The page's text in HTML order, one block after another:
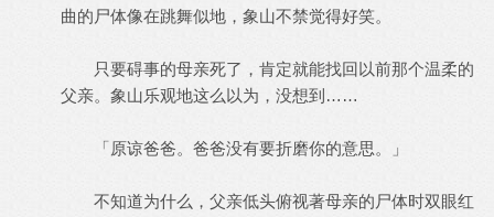
曲的尸体像在跳舞似地，象山不禁觉得好笑。
只要碍事的母亲死了，肯定就能找回以前那个温柔的
父亲。象山乐观地这么以为，没想到……
「原谅爸爸。爸爸没有要折磨你的意思。」
不知道为什么，父亲低头俯视著母亲的尸体时双眼红